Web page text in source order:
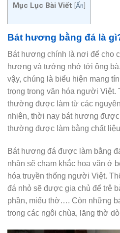
Mục Lục Bài Viết [Ẩn]
Bát hương bằng đá là
Bát hương chính là nơi để cho
hương và tưởng nhớ tới ông
vậy, chúng là biểu hiện mang
trọng trong văn hóa người Việt.
thường được làm từ các
nhiên, thời nay bát hương
thường được làm bằng chất
Bát hương đá được làm bằng
nhân sẽ chạm khắc hoa văn ở
hóa truyền thống người Việt.
đá nhỏ sẽ được gia chủ để trê
phần, miếu thờ…. Còn những
trong các ngôi chùa, lăng thờ